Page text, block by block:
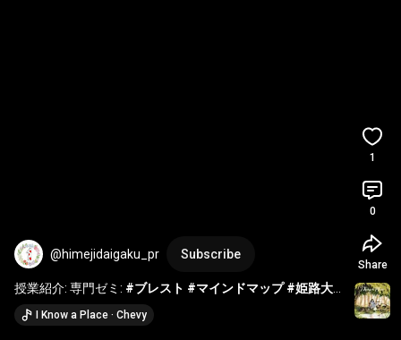
@himejidaigaku_pr Subscribe
授業紹介: 専門ゼミ: #ブレスト #マインドマップ #姫路大
学#大学生#学び#ゼミ
I Know a Place · Chevy
1
0
Share